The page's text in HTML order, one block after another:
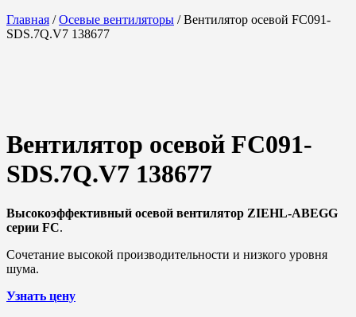
Главная /Осевые вентиляторы / Вентилятор осевой FC091-
SDS.7Q.V7 138677
Вентилятор осевой FC091-
SDS.7Q.V7 138677
Высокоэффективный осевой вентилятор ZIEHL-ABEGG
серии FC.
Сочетание высокой производительности и низкого уровня
шума.
Узнать цену